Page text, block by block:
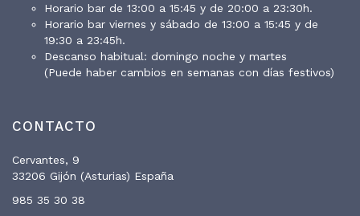
Horario bar de 13:00 a 15:45 y de 20:00 a 23:30h.
Horario bar viernes y sábado de 13:00 a 15:45 y de
19:30 a 23:45h.
Descanso habitual: domingo noche y martes
(Puede haber cambios en semanas con días festivos)
CONTACTO
Cervantes, 9
33206 Gijón (Asturias) España
985 35 30 38